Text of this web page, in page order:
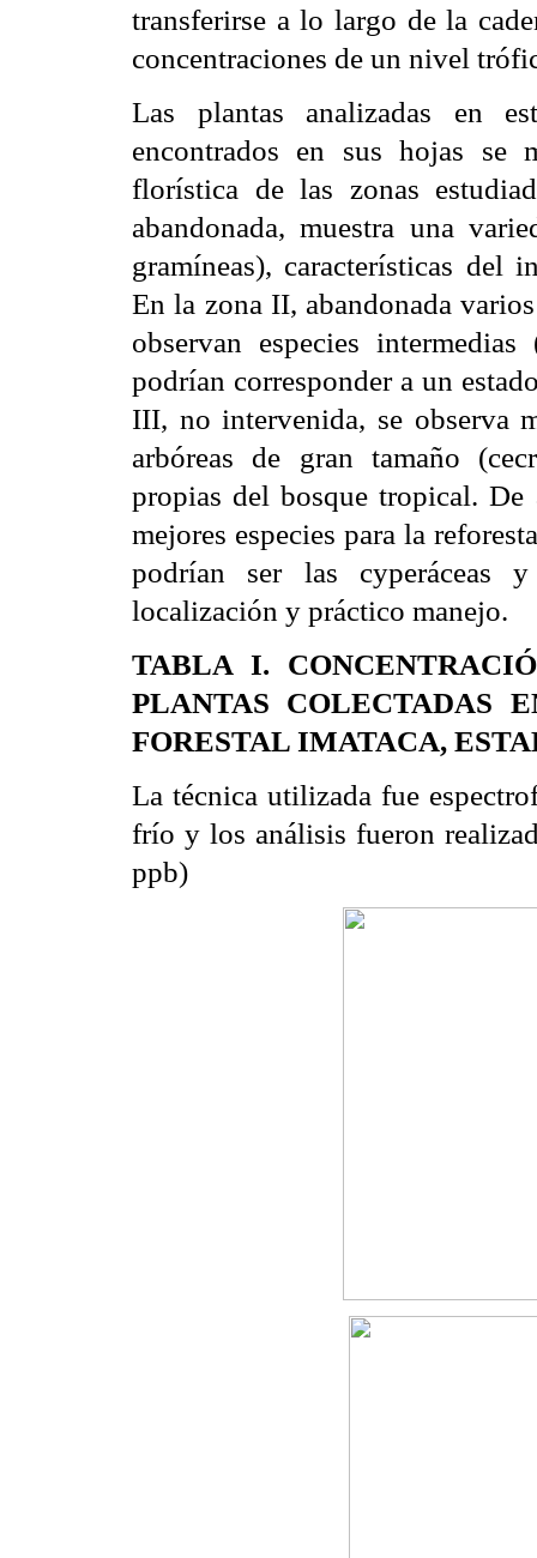
transferirse a lo largo de la
concentraciones de un nivel
Las plantas analizadas en
encontrados en sus hojas se
florística de las zonas
abandonada, muestra una
gramíneas), características del
En la zona II, abandonada
observan especies intermedias
podrían corresponder a un
III, no intervenida, se observa
arbóreas de gran tamaño
propias del bosque tropical.
mejores especies para la
podrían ser las cyperáceas
localización y práctico manejo.
TABLA I.
PLANTAS COLECTADAS
FORESTAL IMATACA,
La técnica utilizada fue
frío y los análisis fueron
ppb)